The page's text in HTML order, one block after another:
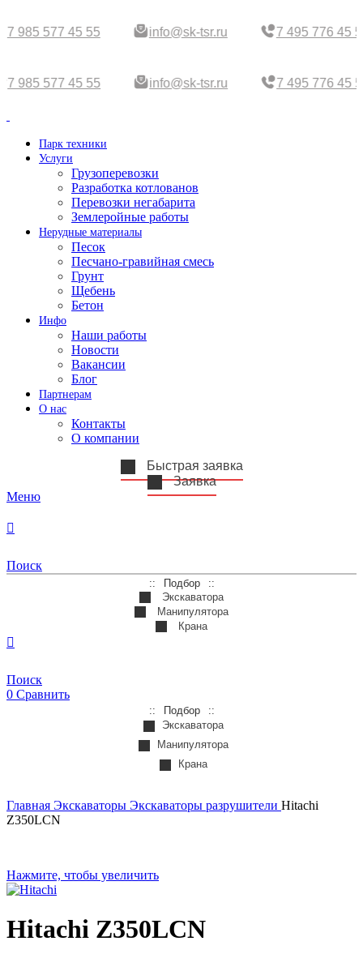
7 985 577 45 55 info@sk-tsr.ru 7 495 776 45
7 985 577 45 55 info@sk-tsr.ru 7 495 776 45
Парк техники
Услуги
Грузоперевозки
Разработка котлованов
Перевозки негабарита
Землеройные работы
Нерудные материалы
Песок
Песчано-гравийная смесь
Грунт
Щебень
Бетон
Инфо
Наши работы
Новости
Вакансии
Блог
Партнерам
О нас
Контакты
О компании
Быстрая заявка
Заявка
Меню
Поиск
Подбор
Экскаватора
Манипулятора
Крана
Поиск
0 Сравнить
Подбор
Экскаватора
Манипулятора
Крана
Главная Экскаваторы Экскаваторы разрушители Hitachi
Z350LCN
Нажмите, чтобы увеличить
Hitachi Z350LCN